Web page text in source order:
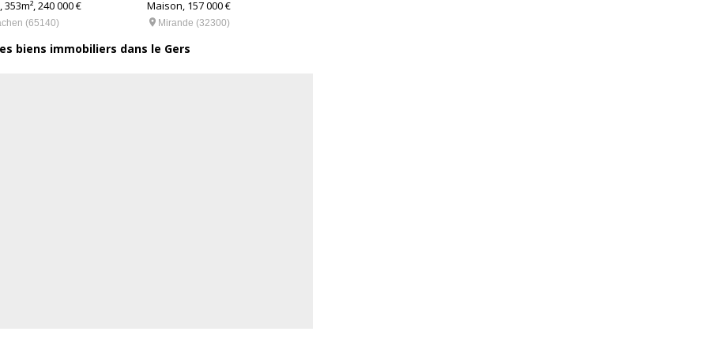
240 000 €
(65140)
Maison, 157 000 €
 Mirande (32300)
biens immobiliers dans le Gers